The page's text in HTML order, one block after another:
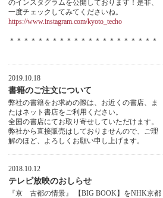
のインスタグラムを公開しております！是非、
一度チェックしてみてくださいね。
https://www.instagram.com/kyoto_techo
＊＊＊＊＊＊＊＊＊＊＊＊＊＊＊＊＊＊＊＊＊
2019.10.18
書籍のご注文について
弊社の書籍をお求めの際は、お近くの書店、ま
たはネット書店をご利用ください。
全国の書店にてお取り寄せしていただけます。
弊社から直接販売はしておりませんので、ご理
解のほど、よろしくお願い申し上げます。
2018.10.12
テレビ放映のおしらせ
『京 古都の情景』 【BIG BOOK】をNHK京都